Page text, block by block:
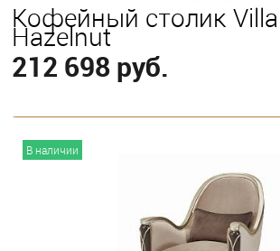
Кофейный столик
Hazelnut
212 698 руб.
В наличии